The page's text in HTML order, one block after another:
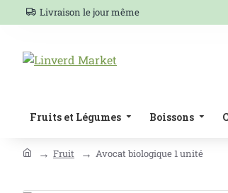
Livraison le jour même
Fruits et Légumes Boissons
Fruit Avocat biologique 1 unité